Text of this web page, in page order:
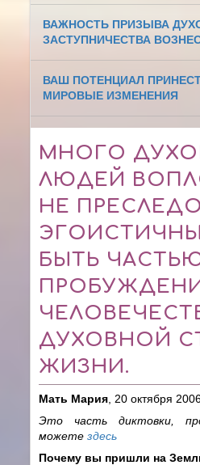
ВАЖНОСТЬ ПРИЗЫВА
ЗАСТУПНИЧЕСТВА
ВАШ ПОТЕНЦИАЛ
МИРОВЫЕ ИЗМЕНЕНИЯ
МНОГО
ЛЮДЕЙ
НЕ
БЫТЬ
ДУХОВНОЙ
ЖИЗНИ.
Мать Мария , 20 октября
Это часть диктовки,
можетездесь
Почему вы пришли на